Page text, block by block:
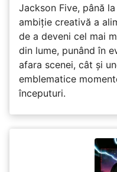
Jackson Five, până
ambiție creativă a
de a deveni cel mai
din lume, punând în
afara scenei, cât și
emblematice
începuturi.